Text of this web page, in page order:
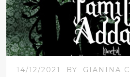
14/12/2021 BY GIANINA